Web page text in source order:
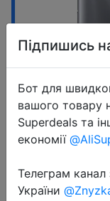
2020-09-08
Підпишись
Бот для
вашого товару
Superdeals та
економії
Телеграм
України